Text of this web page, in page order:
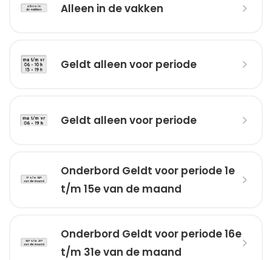
Alleen in de vakken
Geldt alleen voor periode
Geldt alleen voor periode
Onderbord Geldt voor periode 1e
t/m 15e van de maand
Onderbord Geldt voor periode 16e
t/m 31e van de maand